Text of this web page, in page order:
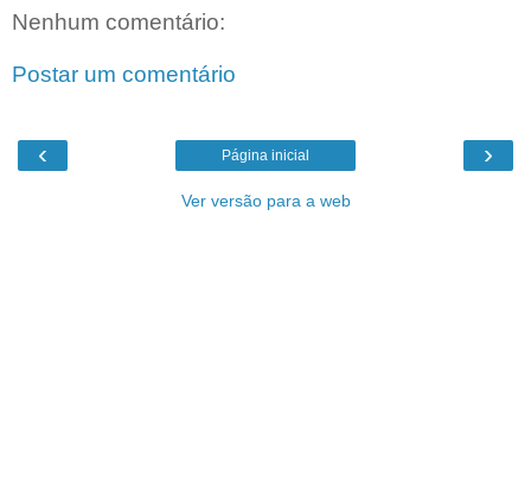
Nenhum comentário:
Postar um comentário
‹ ›
Página inicial
Ver versão para a web